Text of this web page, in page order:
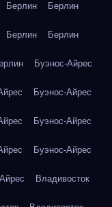
Берлин Берлин
Берлин Берлин
Буэнос-Айрес
Буэнос-Айрес
Буэнос-Айрес
Буэнос-Айрес
Владивосток